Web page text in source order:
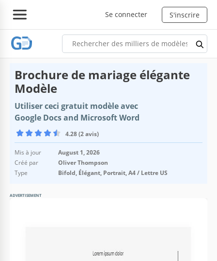
Se connecter S'inscrire
Brochure de mariage élégante
Modèle
Utiliser ceci gratuit modèle avec
Google Docs and Microsoft Word
4.28 (2 avis)
Mis à jour
August 1, 2026
Créé par
Oliver Thompson
Type
Bifold, Élégant, Portrait, A4 / Lettre US
ADVERTISEMENT